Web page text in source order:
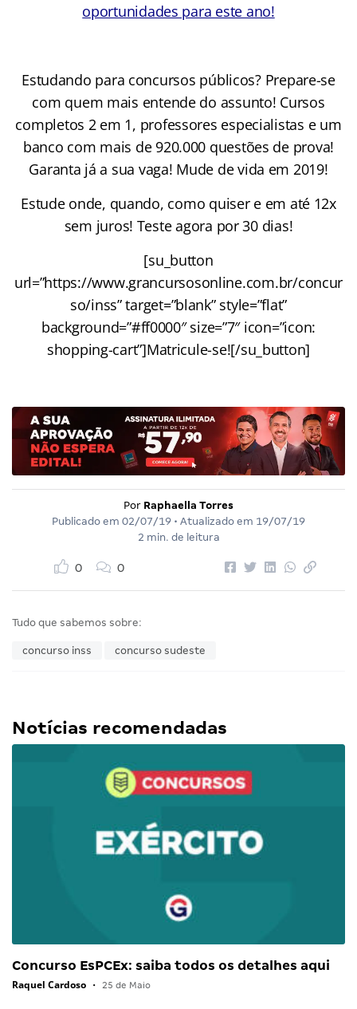
oportunidades para este ano!
Estudando para concursos públicos? Prepare-se
com quem mais entende do assunto! Cursos
completos 2 em 1, professores especialistas e um
banco com mais de 920.000 questões de prova!
Garanta já a sua vaga! Mude de vida em 2019!
Estude onde, quando, como quiser e em até 12x
sem juros! Teste agora por 30 dias!
[su_button
url=”https://www.grancursosonline.com.br/concur
so/inss” target=”blank” style=”flat”
background=”#ff0000″ size=”7″ icon=”icon:
shopping-cart”]Matricule-se![/su_button]
Por Raphaella Torres
Publicado em 02/07/19 • Atualizado em 19/07/19
2 min. de leitura
0 0
Tudo que sabemos sobre:
concurso inss concurso sudeste
Notícias recomendadas
Concurso EsPCEx: saiba todos os detalhes aqui
Raquel Cardoso • 25 de Maio